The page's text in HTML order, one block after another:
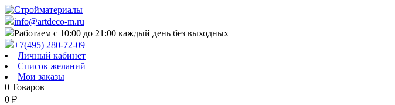
info@artdeco-m.ru
Работаем с 10:00 до 21:00 каждый день без выходных
+7(495) 280-72-09
Личный кабинет
Список желаний
Мои заказы
0 Товаров
0 ₽